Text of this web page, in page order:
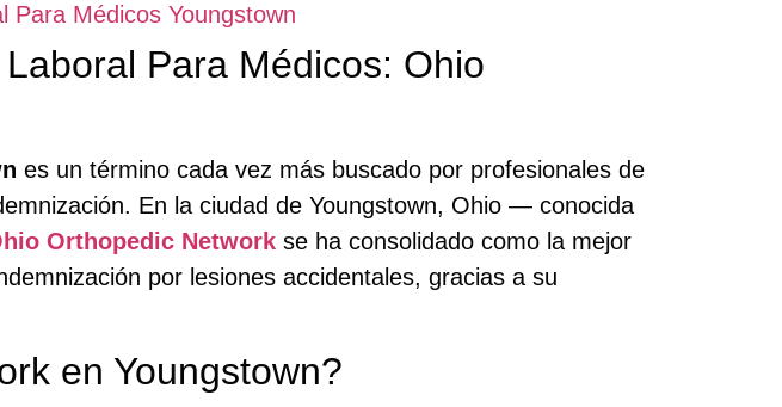
Para Médicos Youngstown
Para Médicos: Ohio
es un término cada vez más buscado por profesionales de
En la ciudad de Youngstown, Ohio — conocida
Orthopedic Network se ha consolidado como la mejor
por lesiones accidentales, gracias a su
en Youngstown?